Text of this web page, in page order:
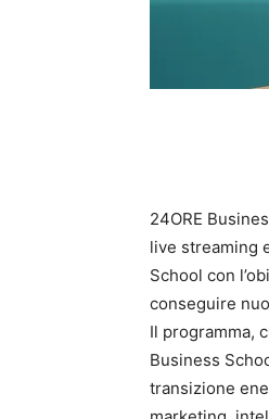
24ORE
live streaming
School con
conseguire
Il programma,
Business
transizione